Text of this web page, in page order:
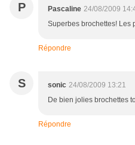
P Pascaline 24/08/2009
Superbes brochettes! Les
Répondre
S sonic 24/08/2009 13:21
De bien jolies brochettes
Répondre